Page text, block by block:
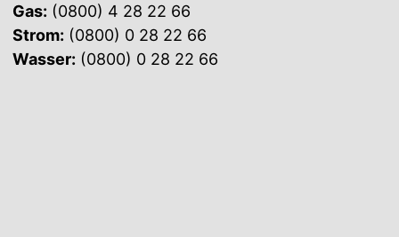
Gas: (0800) 4 28 22 66
Strom: (0800) 0 28 22 66
Wasser: (0800) 0 28 22 66